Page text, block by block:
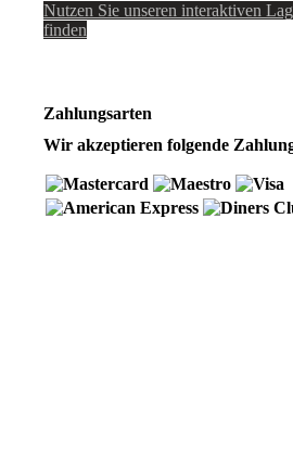
Nutzen Sie unseren interaktiven
finden
Zahlungsarten
Wir akzeptieren folgende